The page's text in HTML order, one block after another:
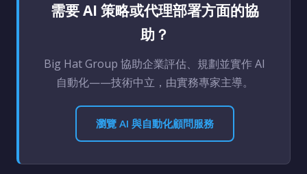
需要 AI 策略或代理部署方面的協
助？
Big Hat Group 協助企業評估、規劃並實作 AI
自動化——技術中立，由實務專家主導。
瀏覽 AI 與自動化顧問服務